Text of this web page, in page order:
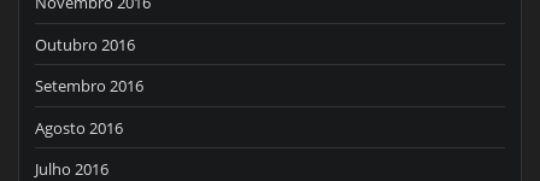
Outubro 2016
Setembro 2016
Agosto 2016
Julho 2016